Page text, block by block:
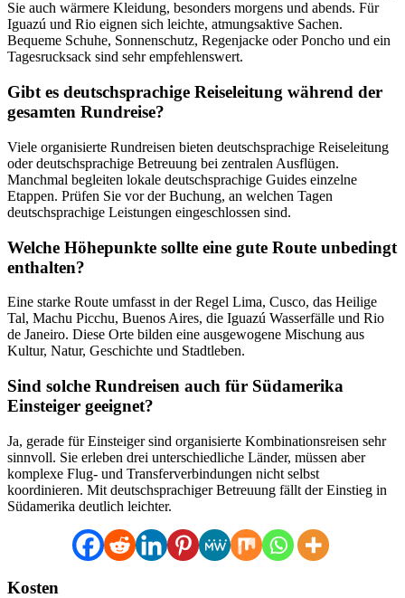
Sie auch wärmere Kleidung, besonders morgens und abends. Für
Iguazú und Rio eignen sich leichte, atmungsaktive Sachen.
Bequeme Schuhe, Sonnenschutz, Regenjacke oder Poncho und ein
Tagesrucksack sind sehr empfehlenswert.
Gibt es deutschsprachige Reiseleitung während der
gesamten Rundreise?
Viele organisierte Rundreisen bieten deutschsprachige Reiseleitung
oder deutschsprachige Betreuung bei zentralen Ausflügen.
Manchmal begleiten lokale deutschsprachige Guides einzelne
Etappen. Prüfen Sie vor der Buchung, an welchen Tagen
deutschsprachige Leistungen eingeschlossen sind.
Welche Höhepunkte sollte eine gute Route unbedingt
enthalten?
Eine starke Route umfasst in der Regel Lima, Cusco, das Heilige
Tal, Machu Picchu, Buenos Aires, die Iguazú Wasserfälle und Rio
de Janeiro. Diese Orte bilden eine ausgewogene Mischung aus
Kultur, Natur, Geschichte und Stadtleben.
Sind solche Rundreisen auch für Südamerika
Einsteiger geeignet?
Ja, gerade für Einsteiger sind organisierte Kombinationsreisen sehr
sinnvoll. Sie erleben drei unterschiedliche Länder, müssen aber
komplexe Flug- und Transferverbindungen nicht selbst
koordinieren. Mit deutschsprachiger Betreuung fällt der Einstieg in
Südamerika deutlich leichter.
Kosten